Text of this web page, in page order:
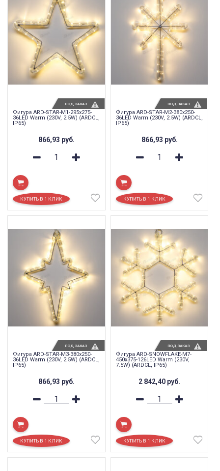
Фигура ARD-STAR-M1-295x275-
36LED Warm (230V, 2.5W) (ARDCL,
IP65)
866,93 руб.
ПОД ЗАКАЗ
Фигура ARD-STAR-M2-380x250-
36LED Warm (230V, 2.5W) (ARDCL,
IP65)
866,93 руб.
ПОД ЗАКАЗ
Фигура ARD-STAR-M3-380x250-
36LED Warm (230V, 2.5W) (ARDCL,
IP65)
866,93 руб.
ПОД ЗАКАЗ
Фигура ARD-SNOWFLAKE-M7-
450x375-126LED Warm (230V,
7.5W) (ARDCL, IP65)
2 842,40 руб.
ПОД ЗАКАЗ